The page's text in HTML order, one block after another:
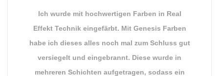
Ich wurde mit hochwertigen Farben in Real
Effekt Technik eingefärbt. Mit Genesis Farben
habe ich dieses alles noch mal zum Schluss gut
versiegelt und eingebrannt. Diese wurde in
mehreren Schichten aufgetragen, sodass ein